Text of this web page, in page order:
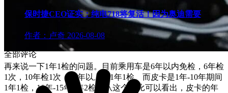
再来说一下1年1检的问题。目前乘用车是6年以内免检，6年检
1次，10年检1次，10年以上是1年1检。而皮卡是1年-10年期间
1年1检，10年-15年1年2检。从这个对比可以看出，皮卡的年
保时捷CEO证实：纯电718将复活！因为奥迪需要
作者：卢奇 2026-08-08
全部评论